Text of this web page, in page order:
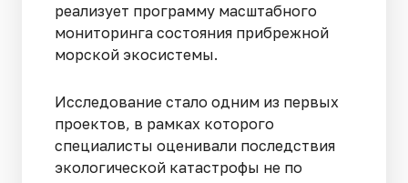
реализует программу масштабного
мониторинга состояния прибрежной
морской экосистемы.
Исследование стало одним из первых
проектов, в рамках которого
специалисты оценивали последствия
экологической катастрофы не по